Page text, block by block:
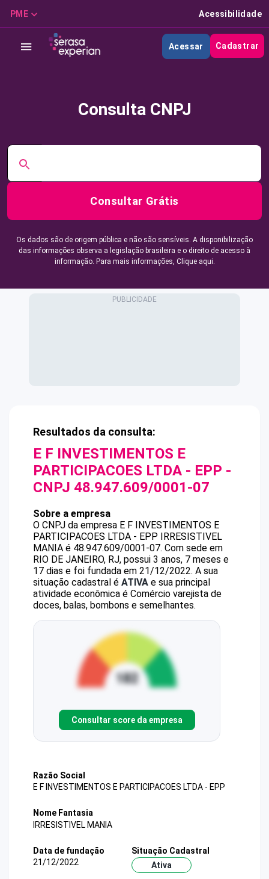
PME Acessibilidade
Acessar Cadastrar
Consulta CNPJ
Consultar Grátis
Os dados são de origem pública e não são sensíveis. A disponibilização
das informações observa a legislação brasileira e o direito de acesso à
informação. Para mais informações, Clique aqui.
Resultados da consulta:
E F INVESTIMENTOS E
PARTICIPACOES LTDA - EPP -
CNPJ 48.947.609/0001-07
Sobre a empresa
O CNPJ da empresa E F INVESTIMENTOS E
PARTICIPACOES LTDA - EPP IRRESISTIVEL
MANIA é 48.947.609/0001-07. Com sede em
RIO DE JANEIRO, RJ, possui 3 anos, 7 meses e
17 dias e foi fundada em 21/12/2022. A sua
situação cadastral é ATIVA e sua principal
atividade econômica é Comércio varejista de
doces, balas, bombons e semelhantes.
Consultar score da empresa
Razão Social
E F INVESTIMENTOS E PARTICIPACOES LTDA - EPP
Nome Fantasia
IRRESISTIVEL MANIA
Data de fundação
21/12/2022
Situação Cadastral
Ativa